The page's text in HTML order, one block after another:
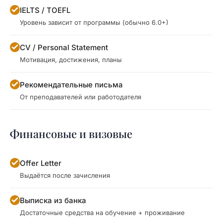
IELTS / TOEFL
Уровень зависит от программы (обычно 6.0+)
CV / Personal Statement
Мотивация, достижения, планы
Рекомендательные письма
От преподавателей или работодателя
Финансовые и визовые
Offer Letter
Выдаётся после зачисления
Выписка из банка
Достаточные средства на обучение + проживание